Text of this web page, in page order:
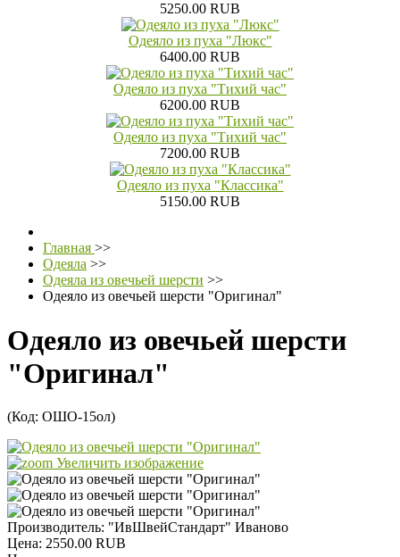
5250.00 RUB
Одеяло из пуха "Люкс"
6400.00 RUB
Одеяло из пуха "Тихий час"
6200.00 RUB
Одеяло из пуха "Тихий час"
7200.00 RUB
Одеяло из пуха "Классика"
5150.00 RUB
Главная >>
Одеяла >>
Одеяла из овечьей шерсти >>
Одеяло из овечьей шерсти "Оригинал"
Одеяло из овечьей шерсти
"Оригинал"
(Код: ОШО-15ол)
Увеличить изображение
Производитель: "ИвШвейСтандарт" Иваново
Цена: 2550.00 RUB